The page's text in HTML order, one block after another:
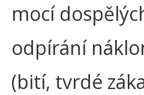
mocí
odpírání
(bití, tvrdé